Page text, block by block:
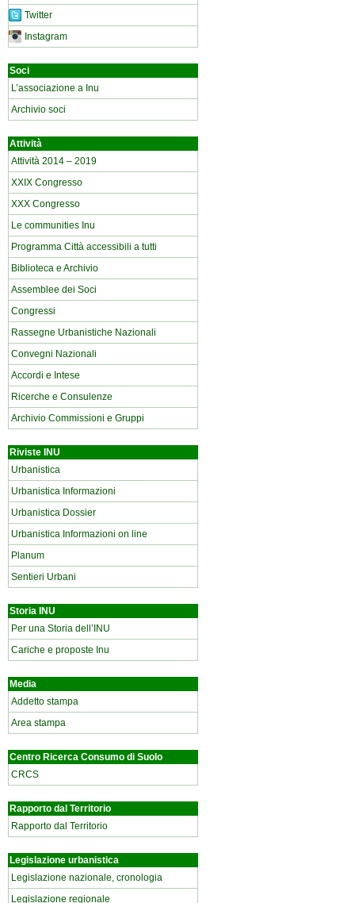
Twitter
Instagram
Soci
L’associazione a Inu
Archivio soci
Attività
Attività 2014 – 2019
XXIX Congresso
XXX Congresso
Le communities Inu
Programma Città accessibili a tutti
Biblioteca e Archivio
Assemblee dei Soci
Congressi
Rassegne Urbanistiche Nazionali
Convegni Nazionali
Accordi e Intese
Ricerche e Consulenze
Archivio Commissioni e Gruppi
Riviste INU
Urbanistica
Urbanistica Informazioni
Urbanistica Dossier
Urbanistica Informazioni on line
Planum
Sentieri Urbani
Storia INU
Per una Storia dell’INU
Cariche e proposte Inu
Media
Addetto stampa
Area stampa
Centro Ricerca Consumo di Suolo
CRCS
Rapporto dal Territorio
Rapporto dal Territorio
Legislazione urbanistica
Legislazione nazionale, cronologia
Legislazione regionale